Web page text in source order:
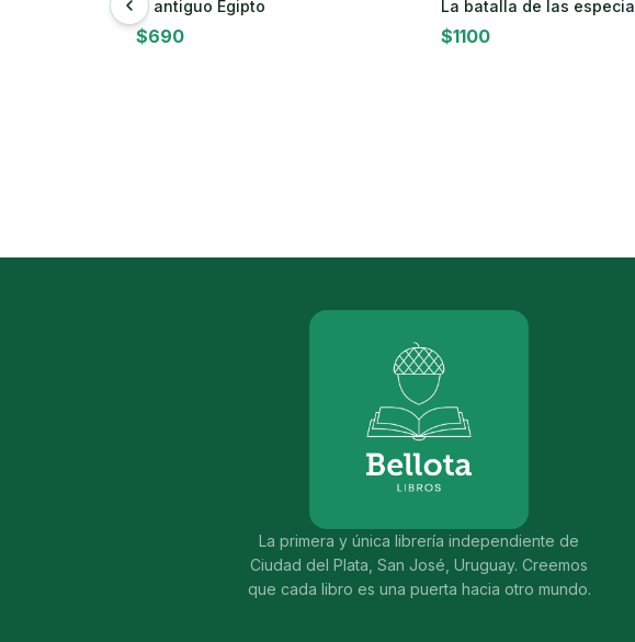
El antiguo Egipto
$690
La batalla de las
$1100
La primera y única librería independiente de
Ciudad del Plata, San José, Uruguay. Creemos
que cada libro es una puerta hacia otro mundo.